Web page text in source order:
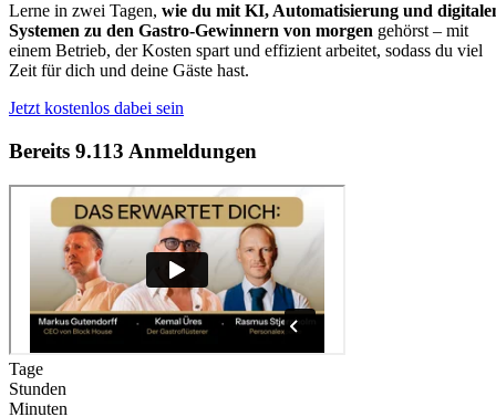
Lerne in zwei Tagen, wie du mit KI, Automatisierung und
Systemen zu den Gastro-Gewinnern von morgen gehörst – mit
einem Betrieb, der Kosten spart und effizient arbeitet, sodass du viel
Zeit für dich und deine Gäste hast.
Jetzt kostenlos dabei sein
Bereits 9.113 Anmeldungen
Tage
Stunden
Minuten